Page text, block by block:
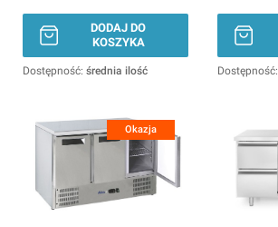
DODAJ DO
KOSZYKA
Dostępność: średnia ilość Dostępność:
Okazja